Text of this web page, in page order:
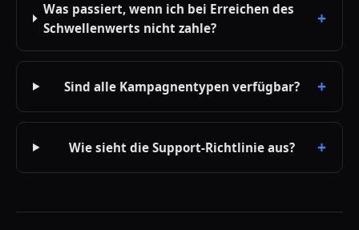
Was passiert, wenn ich bei Erreichen des
Schwellenwerts nicht zahle?
Sind alle Kampagnentypen verfügbar?
Wie sieht die Support-Richtlinie aus?